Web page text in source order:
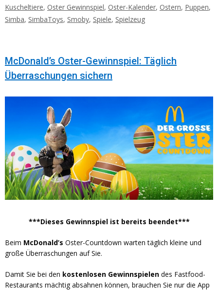
Kuscheltiere, Oster Gewinnspiel, Oster-Kalender, Ostern, Puppen,
Simba, SimbaToys, Smoby, Spiele, Spielzeug
McDonald’s Oster-Gewinnspiel: Täglich
Überraschungen sichern
***Dieses Gewinnspiel ist bereits beendet***
Beim McDonald’s Oster-Countdown warten täglich kleine und
große Überraschungen auf Sie.
Damit Sie bei den kostenlosen Gewinnspielen des Fastfood-
Restaurants mächtig absahnen können, brauchen Sie nur die App